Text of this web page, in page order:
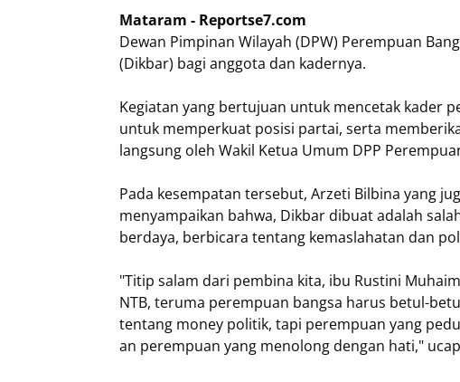
Mataram - Reportse7.com
Dewan Pimpinan Wilayah (DPW) Perempuan
(Dikbar) bagi anggota dan kadernya.
Kegiatan yang bertujuan untuk mencetak kader
untuk memperkuat posisi partai, serta
langsung oleh Wakil Ketua Umum DPP
Pada kesempatan tersebut, Arzeti Bilbina yang
menyampaikan bahwa, Dikbar dibuat adalah
berdaya, berbicara tentang kemaslahatan dan
"Titip salam dari pembina kita, ibu Rustini
NTB, teruma perempuan bangsa harus betul-
tentang money politik, tapi perempuan yang
an perempuan yang menolong dengan hati,"